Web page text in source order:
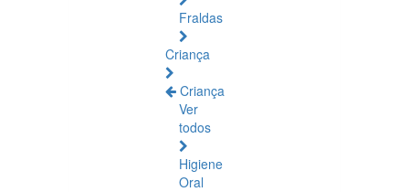
Fraldas
Criança
Criança
Ver
todos
Higiene
Oral